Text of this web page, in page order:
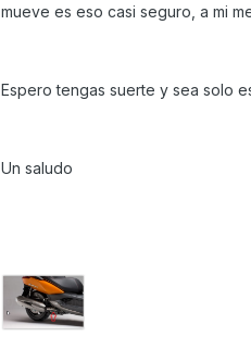
mueve es eso casi seguro, a mi
Espero tengas suerte y sea solo
Un saludo